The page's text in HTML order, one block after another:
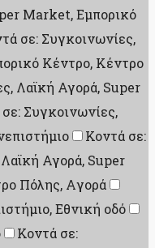
Market, Εμπορικό
σε: Συγκοινωνίες,
Κέντρο, Κέντρο
Λαϊκή Αγορά, Super
Συγκοινωνίες,
Κοντά σε:
Αγορά, Super
Πόλης, Aγορά
Εθνική οδό
Κοντά σε: